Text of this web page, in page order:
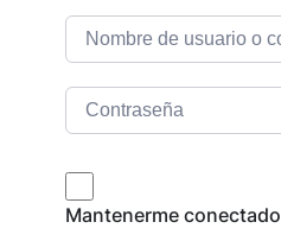
Mantenerme conectado